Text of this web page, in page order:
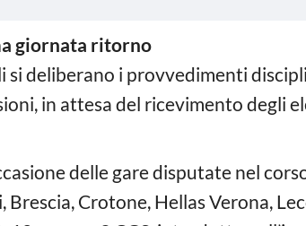
giornata ritorno
deliberano i provvedimenti
in attesa del ricevimento degli
delle gare disputate nel
Crotone, Hellas Verona,